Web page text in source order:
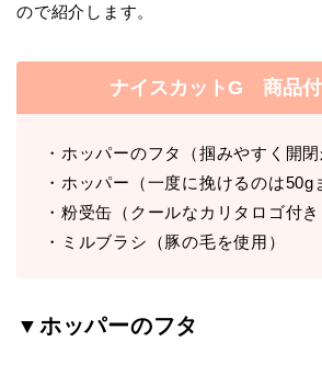
ので紹介します。
ナイスカットG 商品
・ホッパーのフタ（掴みやすく開閉
・ホッパー（一度に挽けるのは50g
・粉受缶（クールなカリタロゴ付き
・ミルブラシ（豚の毛を使用）
▼ホッパーのフタ